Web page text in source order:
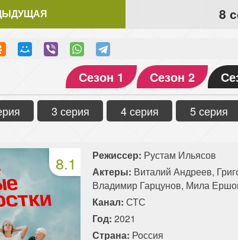
8
Сезон 1 Сезон 2
3 серия 4 серия 5 серия
8.1 Режиссер: Рустам Ильясов
Актеры: Виталий Андреев,
Владимир Гарцунов, Мила
Канал: СТС
Год: 2021
Страна: Россия